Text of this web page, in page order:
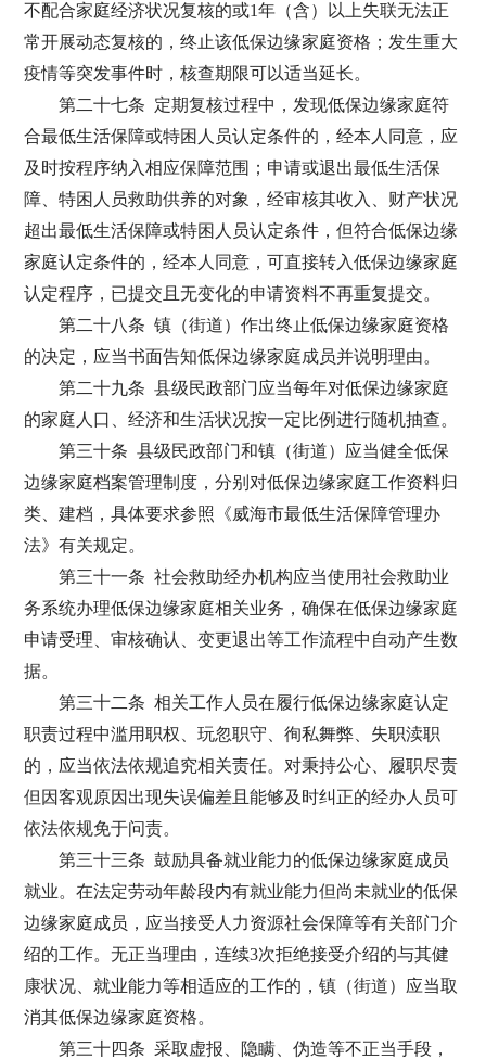
不配合家庭经济状况复核的或1年（含）以上失联无法正
常开展动态复核的，终止该低保边缘家庭资格；发生重大
疫情等突发事件时，核查期限可以适当延长。
第二十七条 定期复核过程中，发现低保边缘家庭符
合最低生活保障或特困人员认定条件的，经本人同意，应
及时按程序纳入相应保障范围；申请或退出最低生活保
障、特困人员救助供养的对象，经审核其收入、财产状况
超出最低生活保障或特困人员认定条件，但符合低保边缘
家庭认定条件的，经本人同意，可直接转入低保边缘家庭
认定程序，已提交且无变化的申请资料不再重复提交。
第二十八条 镇（街道）作出终止低保边缘家庭资格
的决定，应当书面告知低保边缘家庭成员并说明理由。
第二十九条 县级民政部门应当每年对低保边缘家庭
的家庭人口、经济和生活状况按一定比例进行随机抽查。
第三十条 县级民政部门和镇（街道）应当健全低保
边缘家庭档案管理制度，分别对低保边缘家庭工作资料归
类、建档，具体要求参照《威海市最低生活保障管理办
法》有关规定。
第三十一条 社会救助经办机构应当使用社会救助业
务系统办理低保边缘家庭相关业务，确保在低保边缘家庭
申请受理、审核确认、变更退出等工作流程中自动产生数
据。
第三十二条 相关工作人员在履行低保边缘家庭认定
职责过程中滥用职权、玩忽职守、徇私舞弊、失职渎职
的，应当依法依规追究相关责任。对秉持公心、履职尽责
但因客观原因出现失误偏差且能够及时纠正的经办人员可
依法依规免于问责。
第三十三条 鼓励具备就业能力的低保边缘家庭成员
就业。在法定劳动年龄段内有就业能力但尚未就业的低保
边缘家庭成员，应当接受人力资源社会保障等有关部门介
绍的工作。无正当理由，连续3次拒绝接受介绍的与其健
康状况、就业能力等相适应的工作的，镇（街道）应当取
消其低保边缘家庭资格。
第三十四条 采取虚报、隐瞒、伪造等不正当手段，